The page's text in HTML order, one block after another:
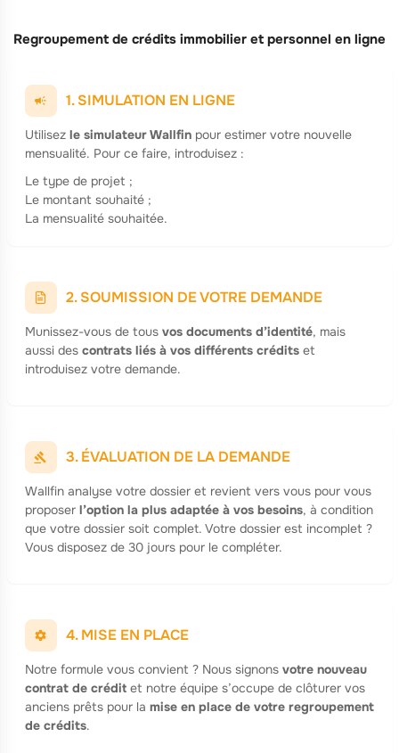
Regroupement de crédits immobilier et personnel en ligne
1. SIMULATION EN LIGNE
Utilisez le simulateur Wallfinpour estimer votre nouvelle
mensualité. Pour ce faire, introduisez :
Le type de projet ;
Le montant souhaité ;
La mensualité souhaitée.
2. SOUMISSION DE VOTRE DEMANDE
Munissez-vous de tous vos documents d’identité, mais
aussi des contrats liés à vos différents créditset
introduisez votre demande.
3. ÉVALUATION DE LA DEMANDE
Wallfin analyse votre dossier et revient vers vous pour vous
proposer l’option la plus adaptée à vos besoins, à condition
que votre dossier soit complet. Votre dossier est incomplet ?
Vous disposez de 30 jours pour le compléter.
4. MISE EN PLACE
Notre formule vous convient ? Nous signons votre nouveau
contrat de créditet notre équipe s’occupe de clôturer vos
anciens prêts pour la mise en place de votre regroupement
de crédits.